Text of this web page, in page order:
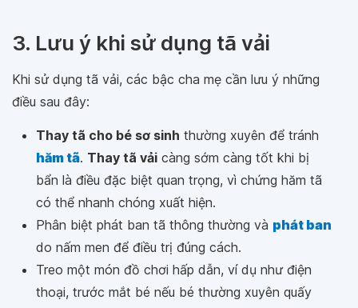
3. Lưu ý khi sử dụng tã vải
Khi sử dụng tã vải, các bậc cha mẹ cần lưu ý những
điều sau đây:
Thay tã cho bé sơ sinh thường xuyên để tránh
hăm tã. Thay tã vải càng sớm càng tốt khi bị
bẩn là điều đặc biệt quan trọng, vì chứng hăm tã
có thể nhanh chóng xuất hiện.
Phân biệt phát ban tã thông thường và phát ban
do nấm men để điều trị đúng cách.
Treo một món đồ chơi hấp dẫn, ví dụ như điện
thoại, trước mắt bé nếu bé thường xuyên quấy